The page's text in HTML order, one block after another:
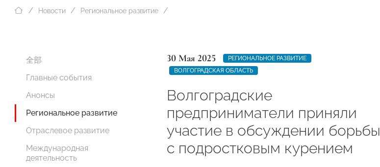
Новости Региональное развитие
全部
Главные события
Анонсы
Региональное развитие
Отраслевое развитие
Международная
деятельность
30 Мая 2025
РЕГИОНАЛЬНОЕ РАЗВИТИЕ
ВОЛГОГРАДСКАЯ ОБЛАСТЬ
Волгоградские
предприниматели приняли
участие в обсуждении борьбы
с подростковым курением